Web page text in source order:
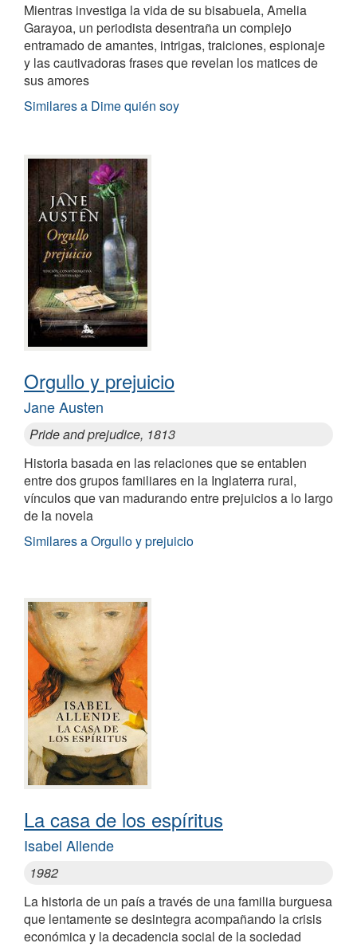
Mientras investiga la vida de su bisabuela, Amelia
Garayoa, un periodista desentraña un complejo
entramado de amantes, intrigas, traiciones, espionaje
y las cautivadoras frases que revelan los matices de
sus amores
Similares a Dime quién soy
Orgullo y prejuicio
Jane Austen
Pride and prejudice, 1813
Historia basada en las relaciones que se entablen
entre dos grupos familiares en la Inglaterra rural,
vínculos que van madurando entre prejuicios a lo largo
de la novela
Similares a Orgullo y prejuicio
La casa de los espíritus
Isabel Allende
1982
La historia de un país a través de una familia burguesa
que lentamente se desintegra acompañando la crisis
económica y la decadencia social de la sociedad